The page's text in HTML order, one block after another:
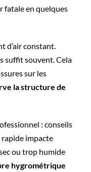
fatale en quelques
d’air constant.
suffit souvent. Cela
sur les
la structure de
: conseils
rapide impacte
ou trop humide
hygrométrique